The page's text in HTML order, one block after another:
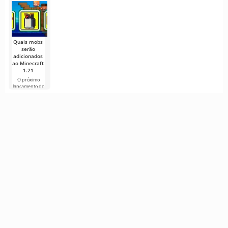
Minecraft abre
as portas para
um mundo de
Quais mobs
serão
adicionados
ao Minecraft
1.21
O próximo
lançamento do